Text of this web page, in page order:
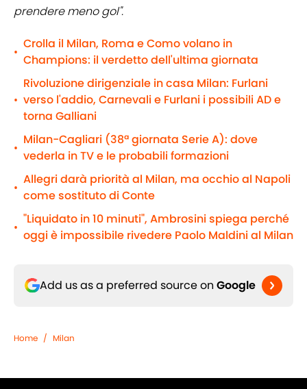
prendere meno gol".
•
Crolla il Milan, Roma e Como volano in
Champions: il verdetto dell'ultima giornata
•
Rivoluzione dirigenziale in casa Milan: Furlani
verso l'addio, Carnevali e Furlani i possibili AD e
torna Galliani
•
Milan-Cagliari (38ª giornata Serie A): dove
vederla in TV e le probabili formazioni
•
Allegri darà priorità al Milan, ma occhio al Napoli
come sostituto di Conte
•
"Liquidato in 10 minuti", Ambrosini spiega perché
oggi è impossibile rivedere Paolo Maldini al Milan
Add us as a preferred source on Google
Home / Milan